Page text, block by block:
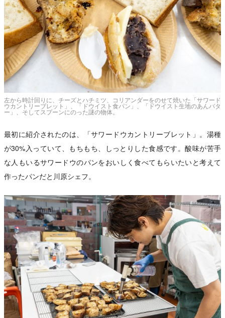
左から時計回りに、チーズとハチミツ、コリアンダーをのせて焼いた「サワード
ウカントリーブレット」、「ドウイスト食パン」、「ドウイスト生地のあんバタ
ー」、そしてスプーンにのった謎の物体。
最初に紹介されたのは、「サワードウカントリーブレット」。湯種
が30%入っていて、もちもち、しっとりした食感です。酸味が苦手
な人もいるサワードウのパンをおいしく食べてもらいたいと考えて
作ったパンだと川原シェフ。